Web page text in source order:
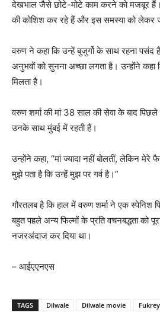
देखभाल जैसे छोटे-मोटे काम करने को मजबूर
की कोशिश कर रहे हैं और इस समस्या को लेकर
वरुण ने कहा कि उन्हें बुजुर्गो के साथ रहना
अनुभवों को सुनना अच्छा लगता है। उन्होंने
मिलता है।
वरुण शर्मा की मां 38 साल की सेवा के बाद
उनके साथ मुंबई में रहती हैं।
उन्होंने कहा, “मां ज्यादा नहीं बोलतीं, लेकिन मेरे
मुझे पता है कि उन्हें मुझ पर गर्व है।”
गौरतलब है कि हाल में वरुण शर्मा ने एक स्‍पेनिश
बहुत पहले अन्‍य फिल्‍मों के प्रति वचनबद्धता को
नजरअंदाज कर दिया था।
– आईएएनएस
TAGS Dilwale Dilwale movie